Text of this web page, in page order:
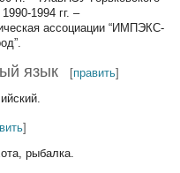
1994 гг. –
ассоциации “ИМПЭКС-
язык [править]
]
рыбалка.